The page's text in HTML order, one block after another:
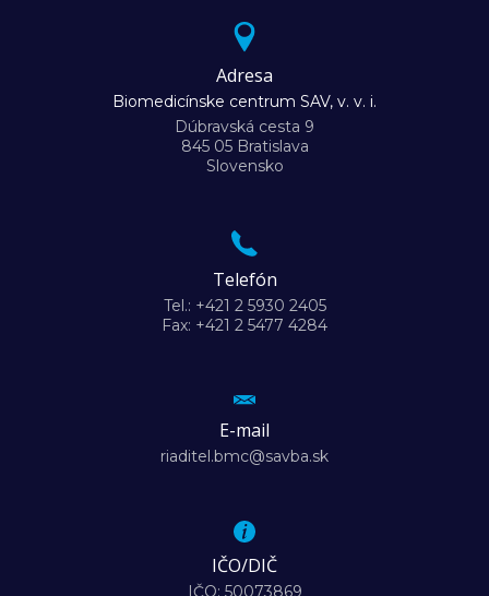
Adresa
Biomedicínske centrum SAV, v. v. i.
Dúbravská cesta 9
845 05 Bratislava
Slovensko
Telefón
Tel.: +421 2 5930 2405
Fax: +421 2 5477 4284
E-mail
riaditel.bmc@savba.sk
IČO/DIČ
IČO: 50073869